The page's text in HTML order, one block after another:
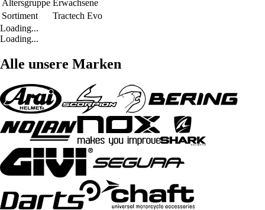
Altersgruppe Erwachsene
Sortiment
Tractech Evo
Loading...
Loading...
Alle unsere Marken